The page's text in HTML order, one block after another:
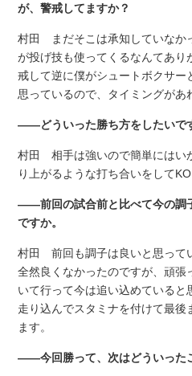
が、警戒してますか？
村田 まだそこは承知していなか
が投げ技も使ってくるなんてあり
戒して逆に僕がシュートボクサー
思っているので、タイミングがあ
――どういった勝ち方をしたいで
村田 相手は強いので簡単にはい
り上がるような打ち合いをしてKO
――前回の試合前と比べて今の調
ですか。
村田 前回も調子は良いと思って
全然良くなかったのですが、頑張
いて行って今は追い込めていると
走り込んでスタミナを付けて最後
ます。
――今回勝って、次はどういった